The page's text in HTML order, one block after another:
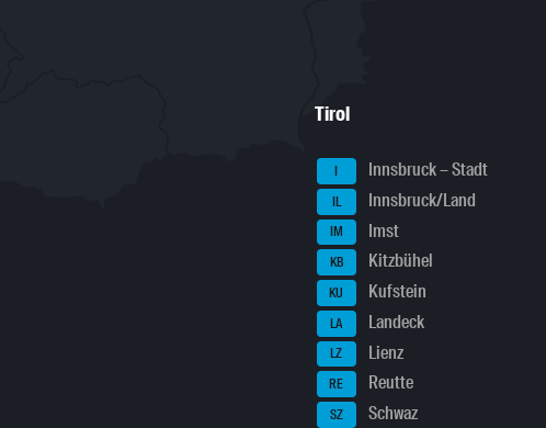
Tirol
I Innsbruck – Stadt
IL Innsbruck/Land
IM Imst
KB Kitzbühel
KU Kufstein
LA Landeck
LZ Lienz
RE Reutte
SZ Schwaz